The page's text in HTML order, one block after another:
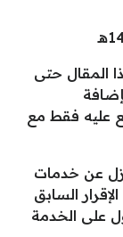
/ / 14هـ
المقال حتى
عليه فقط مع
عن خدمات
السابق
على الخدمة